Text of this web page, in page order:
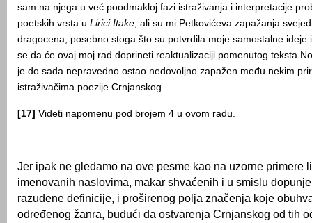
sam na njega u već poodmakloj fazi istraživanja i interpretacije
poetskih vrsta u Lirici Itake, ali su mi Petkovićeva zapažanja
dragocena, posebno stoga što su potvrdila moje samostalne ideje
se da će ovaj moj rad doprineti reaktualizaciji pomenutog teksta
je do sada nepravedno ostao nedovoljno zapažen među nekim
istraživačima poezije Crnjanskog.
[17] Videti napomenu pod brojem 4 u ovom radu.
Jer ipak ne gledamo na ove pesme kao na uzorne primere
imenovanih naslovima, makar shvaćenih i u smislu
razuđene definicije, i proširenog polja značenja koje
određenog žanra, budući da ostvarenja Crnjanskog od tih